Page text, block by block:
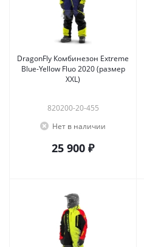
DragonFly Комбинезон Extreme
Blue-Yellow Fluo 2020 (размер
XXL)
820200-20-455
Нет в наличии
25 900 ₽